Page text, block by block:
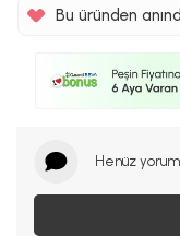
Bu üründen
Henüz